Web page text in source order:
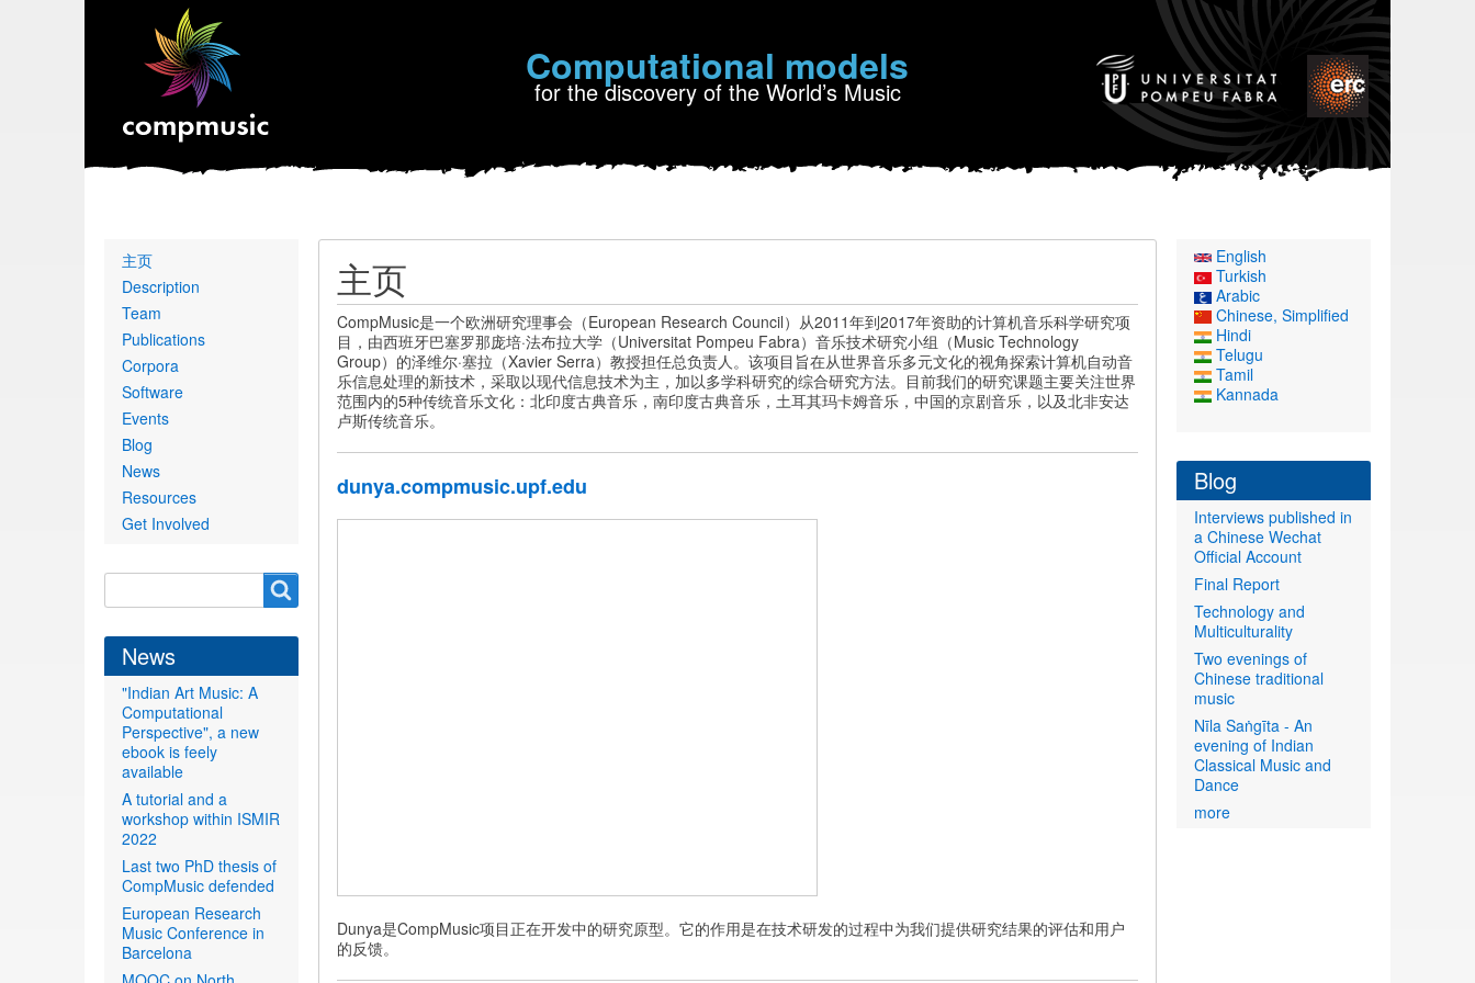
Computational models
for the discovery of the World’s Music
主页
CompMusic是一个欧洲研究理事会（European Research Council）从2011年到2017年资助的计算机音乐科学研究项
目，由西班牙巴塞罗那庞培·法布拉大学（Universitat Pompeu Fabra）音乐技术研究小组（Music Technology
Group）的泽维尔·塞拉（Xavier Serra）教授担任总负责人。该项目旨在从世界音乐多元文化的视角探索计算机自动音
乐信息处理的新技术，采取以现代信息技术为主，加以多学科研究的综合研究方法。目前我们的研究课题主要关注世界
范围内的5种传统音乐文化：北印度古典音乐，南印度古典音乐，土耳其玛卡姆音乐，中国的京剧音乐，以及北非安达
卢斯传统音乐。
dunya.compmusic.upf.edu
Dunya是CompMusic项目正在开发中的研究原型。它的作用是在技术研发的过程中为我们提供研究结果的评估和用户
的反馈。
Primary
links
主页
Description
Team
Publications
Corpora
Software
Events
Blog
News
Resources
Get Involved
form
News
"Indian Art Music: A
Computational
Perspective", a new
ebook is feely
available
A tutorial and a
workshop within ISMIR
2022
Last two PhD thesis of
CompMusic defended
European Research
Music Conference in
Barcelona
English
Turkish
Arabic
Chinese, Simplified
Hindi
Telugu
Tamil
Kannada
Blog
Interviews published in
a Chinese Wechat
Official Account
Final Report
Technology and
Multiculturality
Two evenings of
Chinese traditional
music
Nīla Saṅgīta - An
evening of Indian
Classical Music and
Dance
more